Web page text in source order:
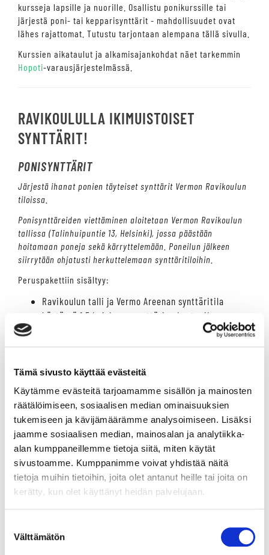
Tämä sivusto käyttää evästeitä
Käytämme evästeitä tarjoamamme sisällön ja mainosten
räätälöimiseen, sosiaalisen median ominaisuuksien
tukemiseen ja kävijämäärämme analysoimiseen. Lisäksi
jaamme sosiaalisen median, mainosalan ja analytiikka-
alan kumppaneillemme tietoja siitä, miten käytät
sivustoamme. Kumppanimme voivat yhdistää näitä
tietoja muihin tietoihin, joita olet antanut heille tai joita on
kerätty, kun olet käyttänyt heidän palvelujaan.
valinta
Välttämätön
kursseja lapsille ja nuorille. Osallistu ponikurssille tai
järjestä poni- tai kepparisynttärit - mahdollisuudet ovat
lähes rajattomat. Tutustu tarjontaan alempana tällä sivulla.
Kurssien aikataulut ja alkamisajankohdat näet tarkemmin
Hopoti-varausjärjestelmässä.
RAVIKOULULLA IKIMUISTOISET
SYNTTÄRIT!
PONISYNTTÄRIT
Järjestä ihanat ponien täyteiset synttärit Vermon Ravikoulun
tiloissa.
Ponisynttäreiden viettäminen aloitetaan Vermon Ravikoulun
tallissa (Talinhuipuntie 13, Helsinki), jossa päästään
hoitamaan poneja sekä kärryttelemään. Poneilun jälkeen
siirrytään ohjatusti herkuttelemaan synttäritiloihin.
Peruspakettiin sisältyy:
Ravikoulun talli ja Vermo Areenan synttäritila
käytössä 1,5 h, joka on synttärien kestoaika
Ponien hoitoa ja harjausta tallissa ohjatusti
Keppariesteiden käyttö Vermon keppariareenalla
Lisäaika 30min/50€
Hinta 29 euroa / hlö (sisältää alv. 25,5 %).
Varaa omasi
Hopotista
Ilmoitathan henkilömäärän viikkoa ennen synttäreitä.
Peruutuksista pystymme hyvittämään 48tuntia ennen
synttäreitä.